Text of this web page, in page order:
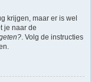
krijgen, maar er is wel
je naar de
. Volg de instructies